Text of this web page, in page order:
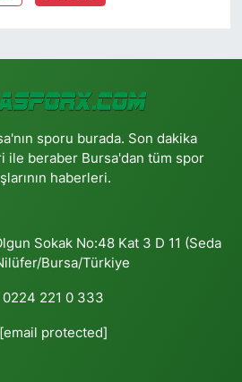
sporu burada. Son dakika
ile beraber Bursa'dan tüm spor
haberleri.
Sokak No:48 Kat 3 D 11 (Seda
Bursa/Türkiye
0224 221 0 333
[email protected]